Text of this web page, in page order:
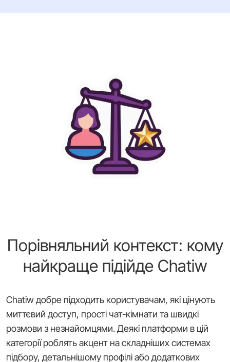
Порівняльний контекст: кому
найкраще підійде Chatiw
Chatiw добре підходить користувачам, які цінують
миттєвий доступ, прості чат-кімнати та швидкі
розмови з незнайомцями. Деякі платформи в цій
категорії роблять акцент на складніших системах
підбору, детальнішому профілі або додаткових